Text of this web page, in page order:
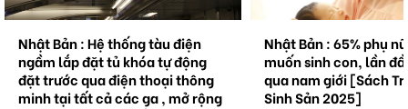
Nhật Bản : 65% phụ nữ không
muốn sinh con, lần đầu tiên vượt
qua nam giới [Sách Trắng về
Sinh Sản 2025]
Natto trở thành hiện
cầu . Bối cảnh và
tương lai.